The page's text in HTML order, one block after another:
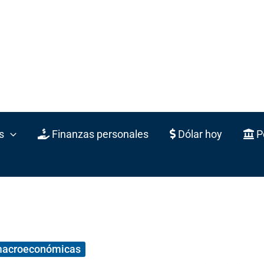
Finanzas personales Dólar hoy